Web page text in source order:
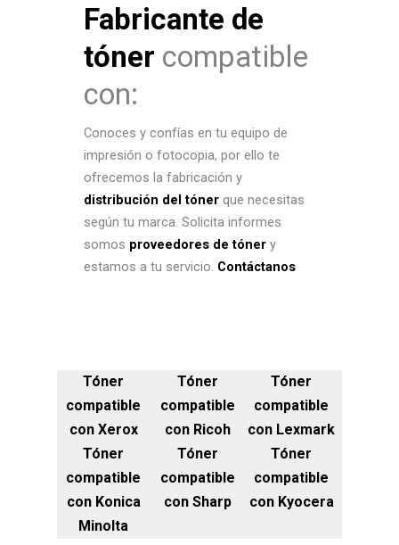
Fabricante de
tóner compatible
con:
Conoces y confías en tu equipo de
impresión o fotocopia, por ello te
ofrecemos la fabricación y
distribución del tóner que necesitas
según tu marca. Solicita informes
somos proveedores de tóner y
estamos a tu servicio. Contáctanos
Tóner
compatible
con Xerox
Tóner
compatible
con Ricoh
Tóner
compatible
con Lexmark
Tóner
compatible
con Konica
Minolta
Tóner
compatible
con Sharp
Tóner
compatible
con Kyocera